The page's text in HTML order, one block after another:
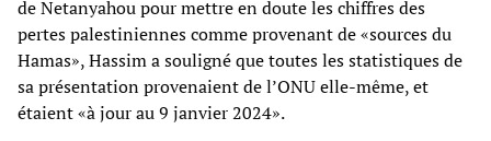
de Netanyahou pour mettre en doute les chiffres des
pertes palestiniennes comme provenant de «sources du
Hamas», Hassim a souligné que toutes les statistiques de
sa présentation provenaient de l’ONU elle-même, et
étaient «à jour au 9 janvier 2024».